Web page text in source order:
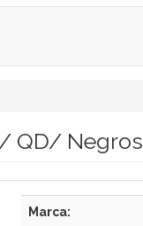
QD/ Negros
Marca: